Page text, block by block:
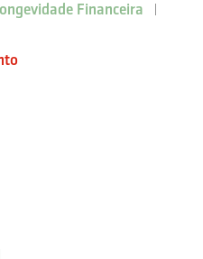
Financeira